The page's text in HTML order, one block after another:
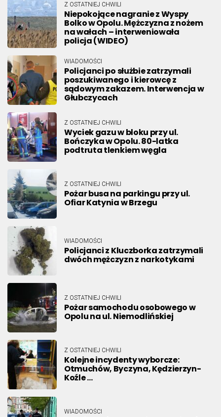
Z OSTATNIEJ CHWILI
Niepokojące nagranie z Wyspy
Bolko w Opolu. Mężczyzna z nożem
na wałach – interweniowała
policja (WIDEO)
WIADOMOŚCI
Policjanci po służbie zatrzymali
poszukiwanego i kierowcę z
sądowym zakazem. Interwencja w
Głubczycach
Z OSTATNIEJ CHWILI
Wyciek gazu w bloku przy ul.
Bończyka w Opolu. 80-latka
podtruta tlenkiem węgla
Z OSTATNIEJ CHWILI
Pożar busa na parkingu przy ul.
Ofiar Katynia w Brzegu
WIADOMOŚCI
Policjanci z Kluczborka zatrzymali
dwóch mężczyzn z narkotykami
Z OSTATNIEJ CHWILI
Pożar samochodu osobowego w
Opolu na ul. Niemodlińskiej
Z OSTATNIEJ CHWILI
Kolejne incydenty wyborcze:
Otmuchów, Byczyna, Kędzierzyn-
Koźle …
WIADOMOŚCI